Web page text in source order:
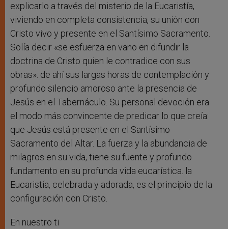
explicarlo a través del misterio de la Eucaristía,
viviendo en completa consistencia, su unión con
Cristo vivo y presente en el Santísimo Sacramento.
Solía decir «se esfuerza en vano en difundir la
doctrina de Cristo quien le contradice con sus
obras»: de ahí sus largas horas de contemplación y
profundo silencio amoroso ante la presencia de
Jesús en el Tabernáculo. Su personal devoción era
el modo más convincente de predicar lo que creía:
que Jesús está presente en el Santísimo
Sacramento del Altar. La fuerza y la abundancia de
milagros en su vida, tiene su fuente y profundo
fundamento en su profunda vida eucarística. la
Eucaristía, celebrada y adorada, es el principio de la
configuración con Cristo.
En nuestro ti